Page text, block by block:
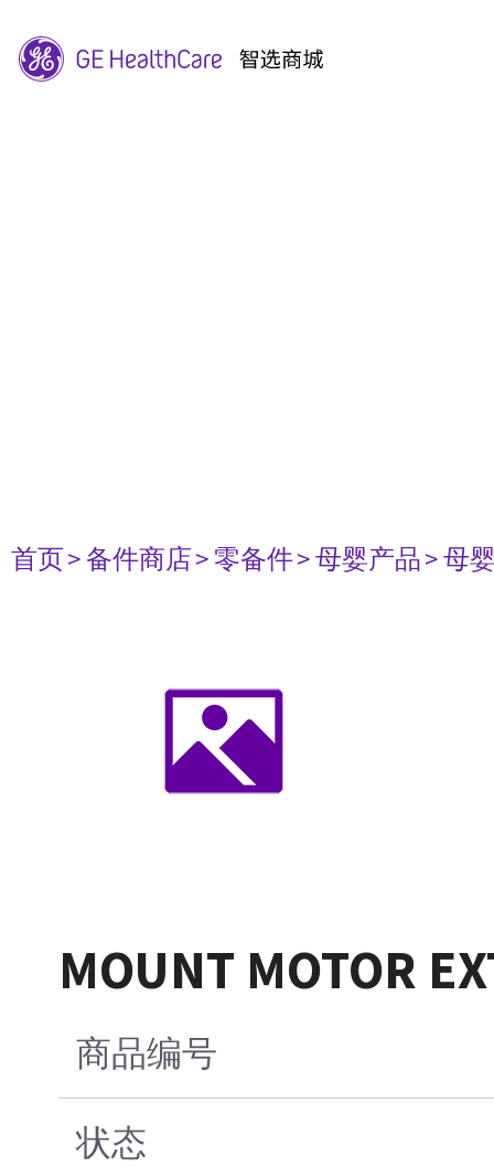
首页> 备件商店> 零备件> 母婴产品> 母
MOUNT MOTOR
商品编号
状态